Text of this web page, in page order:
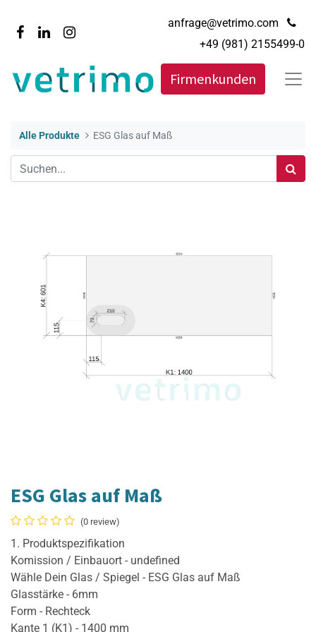
anfrage@vetrimo.com
+49 (981) 2155499-0
Firmenkunden
Alle Produkte ESG Glas auf Maß
ESG Glas auf Maß
(0 review)
1. Produktspezifikation
Komission / Einbauort - undefined
Wähle Dein Glas / Spiegel - ESG Glas auf Maß
Glasstärke - 6mm
Form - Rechteck
Kante 1 (K1) - 1400 mm